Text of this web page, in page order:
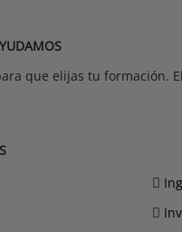
que elijas tu formación.